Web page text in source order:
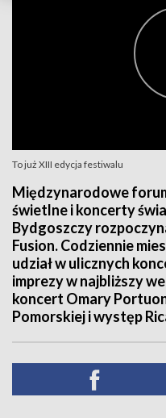
To już XIII edycja festiwalu
Międzynarodowe
świetlne i koncerty
Bydgoszczy
Fusion. Codziennie
udział w ulicznych
imprezy w najbliższy
koncert Omary
Pomorskiej i występ